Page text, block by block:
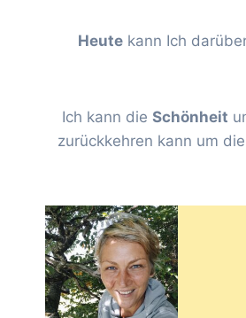
Heute kann Ich
Ich kann die Schönheit
zurückkehren kann um